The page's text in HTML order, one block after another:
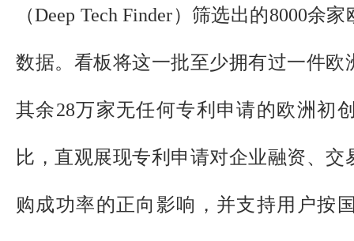
（Deep Tech Finder）筛选出的8000余
数据。看板将这一批至少拥有过一件欧
其余28万家无任何专利申请的欧洲初
比，直观展现专利申请对企业融资、
购成功率的正向影响，并支持用户按